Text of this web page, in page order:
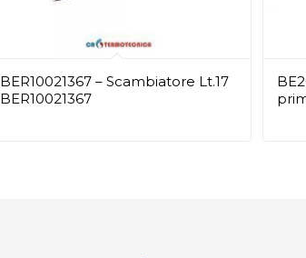
BER10021367 – Scambiatore Lt.17
BER10021367